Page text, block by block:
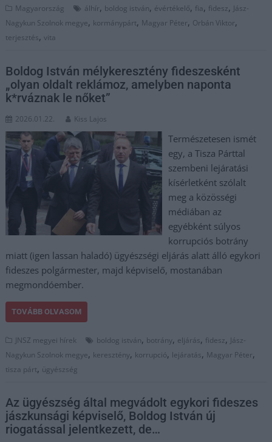
Magyarország álhír, boldog istván, évértékelő, fia, fidesz, Jász-
Nagykun Szolnok megye, kormánypárt, Magyar Péter, Orbán Viktor,
terjesztés,vita
Boldog István mélykeresztény fideszesként
„olyan oldalt reklámoz, amelyben naponta
k*rváznak le nőket”
2026.01.22. Kiss Lajos
Természetesen ismét
egy, a Tisza Párttal
szembeni lejáratási
kísérletként szólalt
meg a közösségi
médiában az
egyébként súlyos
korrupciós botrány
miatt (igen lassan haladó) ügyészségi eljárás alatt álló egykori
fideszes polgármester, majd képviselő, mostanában
megmondóember.
TOVÁBB OLVASOM
JNSZ megyei hírek boldog istván, botrány, eljárás, fidesz, Jász-
Nagykun Szolnok megye, keresztény, korrupció, lejáratás, Magyar Péter,
tisza párt, ügyészség
Az ügyészség által megvádolt egykori fideszes
jászkunsági képviselő, Boldog István új
riogatással jelentkezett, de…